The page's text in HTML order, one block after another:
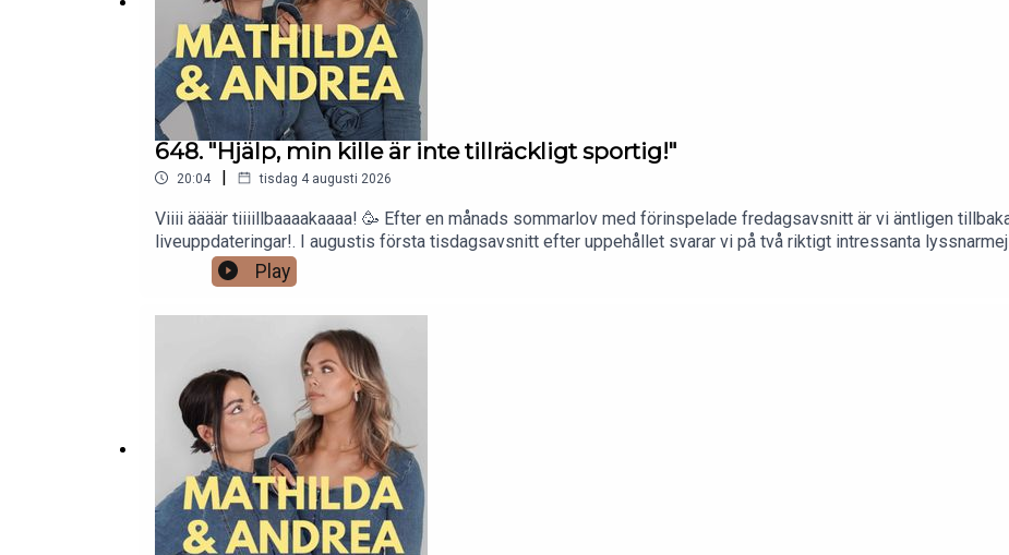
648. "Hjälp, min kille är inte tillräckligt sportig!"
20:04 | tisdag 4 augusti 2026
Viiii äääär tiiiillbaaaakaaaa! 🥳 Efter en månads sommarlov med förinspelade fredagsavsnitt är vi äntligen
liveuppdateringar!. I augustis första tisdagsavsnitt efter uppehållet svarar vi på två riktigt intressanta
pojkvännens relation till en kvinnlig kollega, och det andra om känslan av att ens partner inte riktigt delar ens
man egentligen ha gemensamt, och får man försöka ändra sin partner?REKLAM FÖR BOOKBEAT - Gå in på
Play